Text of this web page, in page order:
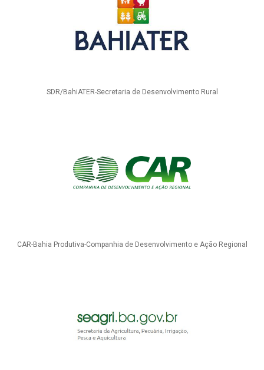
SDR/BahiATER-Secretaria de Desenvolvimento Rural
CAR-Bahia Produtiva-Companhia de Desenvolvimento e Ação Regional